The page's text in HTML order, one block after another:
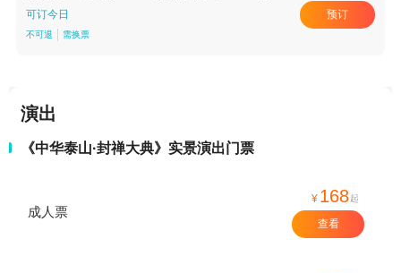
嘉宾席】
可订今日
不可退 需换票
预订
演出
《中华泰山·封禅大典》实景演出门票
成人票
¥ 168起
查看